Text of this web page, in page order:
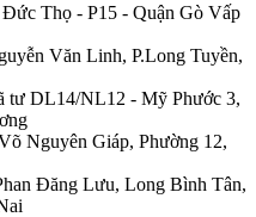
Thọ - P15 - Quận Gò Vấp
Văn Linh, P.Long Tuyền,
tư DL14/NL12 - Mỹ Phước 3,
Nguyên Giáp, Phường 12,
Đăng Lưu, Long Bình Tân,